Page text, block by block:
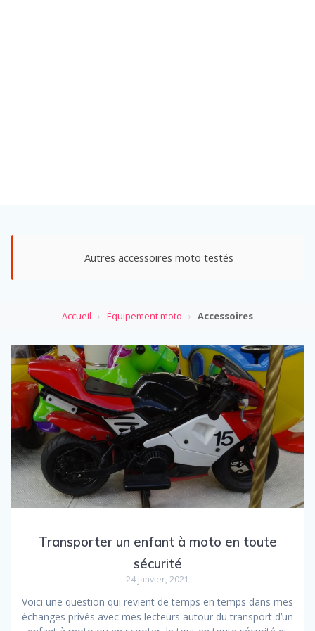
Autres accessoires moto testés
Accueil › Équipement moto › Accessoires
Transporter un enfant à moto en toute
sécurité
24 janvier, 2021
Voici une question qui revient de temps en temps dans mes
échanges privés avec mes lecteurs autour du transport d’un